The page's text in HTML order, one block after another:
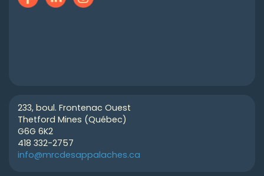
233, boul. Frontenac Ouest
Thetford Mines (Québec)
G6G 6K2
418 332-2757
info@mrcdesappalaches.ca